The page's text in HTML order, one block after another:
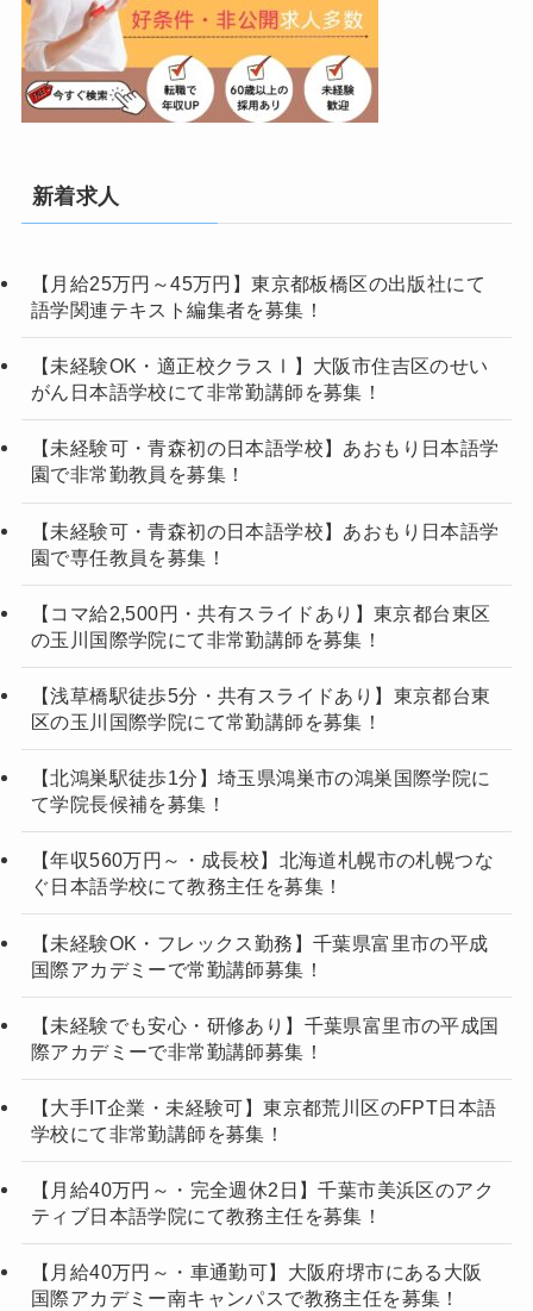
新着求人
【月給25万円～45万円】東京都板橋区の出版社にて
語学関連テキスト編集者を募集！
【未経験OK・適正校クラスⅠ】大阪市住吉区のせい
がん日本語学校にて非常勤講師を募集！
【未経験可・青森初の日本語学校】あおもり日本語学
園で非常勤教員を募集！
【未経験可・青森初の日本語学校】あおもり日本語学
園で専任教員を募集！
【コマ給2,500円・共有スライドあり】東京都台東区
の玉川国際学院にて非常勤講師を募集！
【浅草橋駅徒歩5分・共有スライドあり】東京都台東
区の玉川国際学院にて常勤講師を募集！
【北鴻巣駅徒歩1分】埼玉県鴻巣市の鴻巣国際学院に
て学院長候補を募集！
【年収560万円～・成長校】北海道札幌市の札幌つな
ぐ日本語学校にて教務主任を募集！
【未経験OK・フレックス勤務】千葉県富里市の平成
国際アカデミーで常勤講師募集！
【未経験でも安心・研修あり】千葉県富里市の平成国
際アカデミーで非常勤講師募集！
【大手IT企業・未経験可】東京都荒川区のFPT日本語
学校にて非常勤講師を募集！
【月給40万円～・完全週休2日】千葉市美浜区のアク
ティブ日本語学院にて教務主任を募集！
【月給40万円～・車通勤可】大阪府堺市にある大阪
国際アカデミー南キャンパスで教務主任を募集！